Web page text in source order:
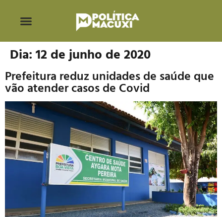
Dia: 12 de junho de 2020
Prefeitura reduz unidades de saúde que
vão atender casos de Covid